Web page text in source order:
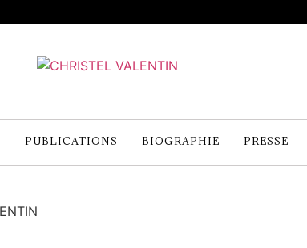
PUBLICATIONS BIOGRAPHIE PRESSE